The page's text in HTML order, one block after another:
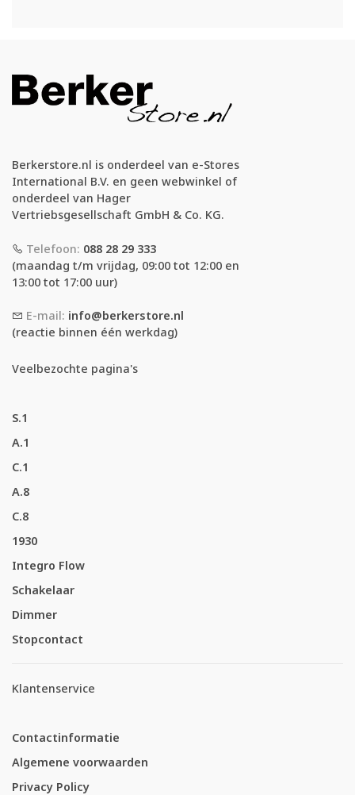
Berkerstore.nl is onderdeel van e-Stores
International B.V. en geen webwinkel of
onderdeel van Hager
Vertriebsgesellschaft GmbH & Co. KG.
Telefoon: 088 28 29 333
(maandag t/m vrijdag, 09:00 tot 12:00 en
13:00 tot 17:00 uur)
E-mail: info@berkerstore.nl
(reactie binnen één werkdag)
Veelbezochte pagina's
S.1
A.1
C.1
A.8
C.8
1930
Integro Flow
Schakelaar
Dimmer
Stopcontact
Klantenservice
Contactinformatie
Algemene voorwaarden
Privacy Policy